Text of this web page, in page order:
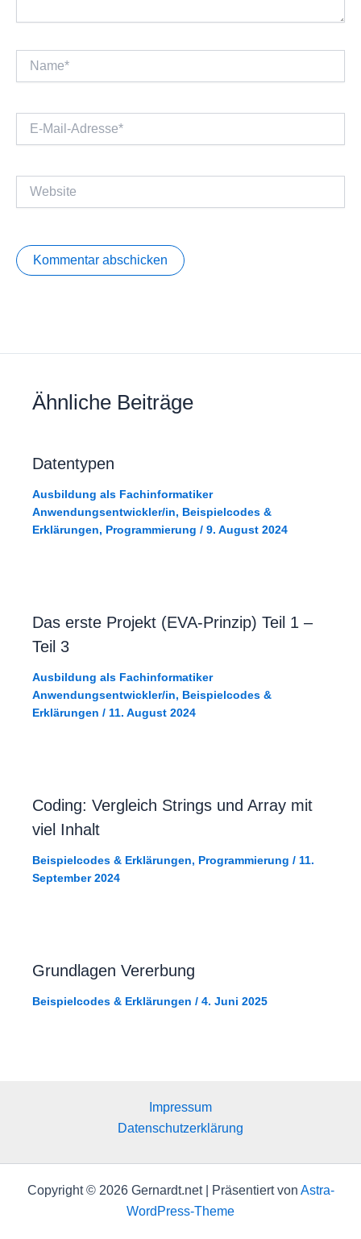
Mail-
Ähnliche Beiträge
Datentypen
Ausbildung als Fachinformatiker
Anwendungsentwickler/in, Beispielcodes &
Erklärungen, Programmierung / 9. August 2024
Das erste Projekt (EVA-Prinzip) Teil 1 –
Teil 3
Ausbildung als Fachinformatiker
Anwendungsentwickler/in, Beispielcodes &
Erklärungen / 11. August 2024
Coding: Vergleich Strings und Array mit
viel Inhalt
Beispielcodes & Erklärungen, Programmierung / 11.
September 2024
Grundlagen Vererbung
Beispielcodes & Erklärungen / 4. Juni 2025
Impressum
Datenschutzerklärung
Copyright © 2026 Gernardt.net | Präsentiert von Astra-
WordPress-Theme